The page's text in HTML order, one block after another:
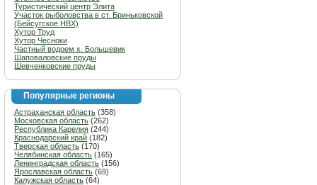
Туристический центр Элита
Участок рыболовства в ст. Бриньковской
(Бейсугское НВХ)
Хутор Труд
Хутор Чесноки
Частный водоем х. Большевик
Шаповаловские пруды
Шевченковские пруды
Популярные регионы
Астраханская область (358)
Московская область (262)
Республика Карелия (244)
Краснодарский край (182)
Тверская область (170)
Челябинская область (165)
Ленинградская область (156)
Ярославская область (69)
Калужская область (64)